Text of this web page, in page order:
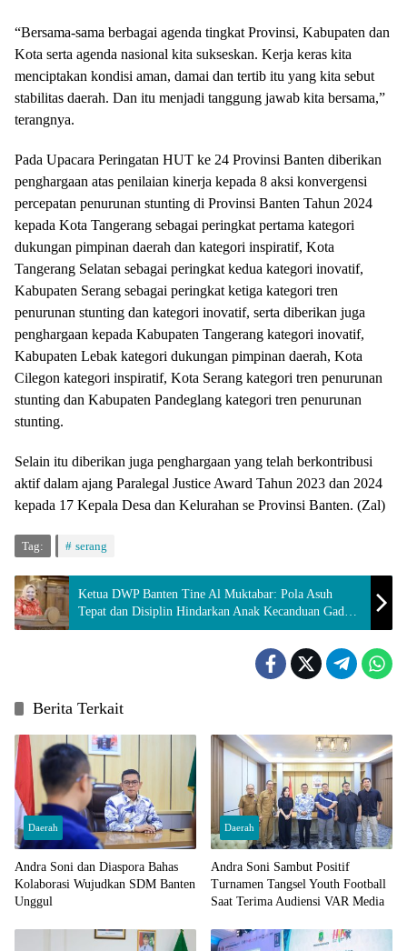
“Bersama-sama berbagai agenda tingkat Provinsi, Kabupaten dan
Kota serta agenda nasional kita sukseskan. Kerja keras kita
menciptakan kondisi aman, damai dan tertib itu yang kita sebut
stabilitas daerah. Dan itu menjadi tanggung jawab kita bersama,”
terangnya.
Pada Upacara Peringatan HUT ke 24 Provinsi Banten diberikan
penghargaan atas penilaian kinerja kepada 8 aksi konvergensi
percepatan penurunan stunting di Provinsi Banten Tahun 2024
kepada Kota Tangerang sebagai peringkat pertama kategori
dukungan pimpinan daerah dan kategori inspiratif, Kota
Tangerang Selatan sebagai peringkat kedua kategori inovatif,
Kabupaten Serang sebagai peringkat ketiga kategori tren
penurunan stunting dan kategori inovatif, serta diberikan juga
penghargaan kepada Kabupaten Tangerang kategori inovatif,
Kabupaten Lebak kategori dukungan pimpinan daerah, Kota
Cilegon kategori inspiratif, Kota Serang kategori tren penurunan
stunting dan Kabupaten Pandeglang kategori tren penurunan
stunting.
Selain itu diberikan juga penghargaan yang telah berkontribusi
aktif dalam ajang Paralegal Justice Award Tahun 2023 dan 2024
kepada 17 Kepala Desa dan Kelurahan se Provinsi Banten. (Zal)
Tag: serang
Ketua DWP Banten Tine Al Muktabar: Pola Asuh
Tepat dan Disiplin Hindarkan Anak Kecanduan Gadget
dan Internet
Berita Terkait
Daerah
Andra Soni dan Diaspora Bahas
Kolaborasi Wujudkan SDM Banten
Unggul
Daerah
Andra Soni Sambut Positif
Turnamen Tangsel Youth Football
Saat Terima Audiensi VAR Media